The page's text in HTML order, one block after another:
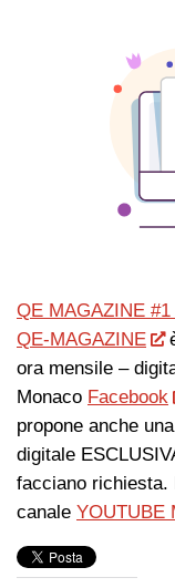
QE MAGAZINE #1
QE-MAGAZINE
ora mensile –
Monaco Facebook
propone anche
digitale
facciano richiesta.
canale YOUTUBE